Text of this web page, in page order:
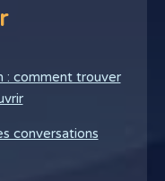
: comment trouver
conversations